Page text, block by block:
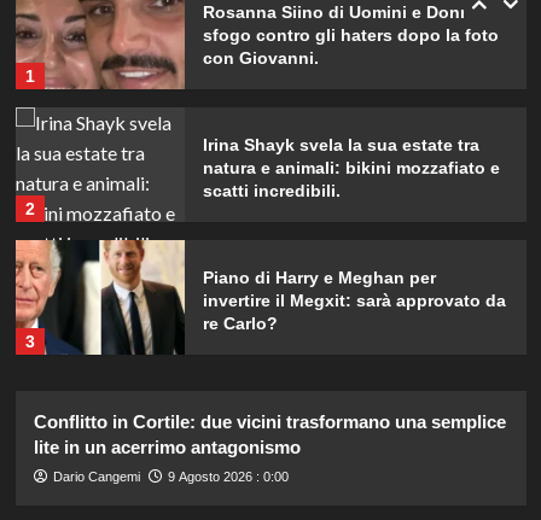
1
Rosanna Siino di Uomini e Donne:
sfogo contro gli haters dopo la foto
con Giovanni.
2
Irina Shayk svela la sua estate tra
natura e animali: bikini mozzafiato e
scatti incredibili.
3
Piano di Harry e Meghan per
invertire il Megxit: sarà approvato da
re Carlo?
4
un nuovo bambino in arrivo? Indizi
sulla terza gravidanza.
Conflitto in Cortile: due vicini trasformano una semplice
lite in un acerrimo antagonismo
Dario Cangemi 9 Agosto 2026 : 0:00